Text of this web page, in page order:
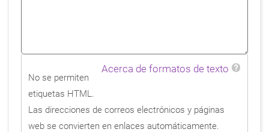
Acerca de formatos de texto
No se permiten
etiquetas HTML.
Las direcciones de correos electrónicos y páginas
web se convierten en enlaces automáticamente.